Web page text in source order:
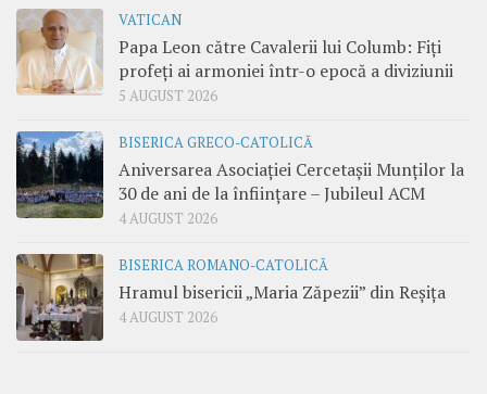
VATICAN
Papa Leon către Cavalerii lui Columb: Fiți
profeți ai armoniei într-o epocă a diviziunii
5 AUGUST 2026
BISERICA GRECO-CATOLICĂ
Aniversarea Asociației Cercetașii Munților la
30 de ani de la înființare – Jubileul ACM
4 AUGUST 2026
BISERICA ROMANO-CATOLICĂ
Hramul bisericii „Maria Zăpezii” din Reșița
4 AUGUST 2026